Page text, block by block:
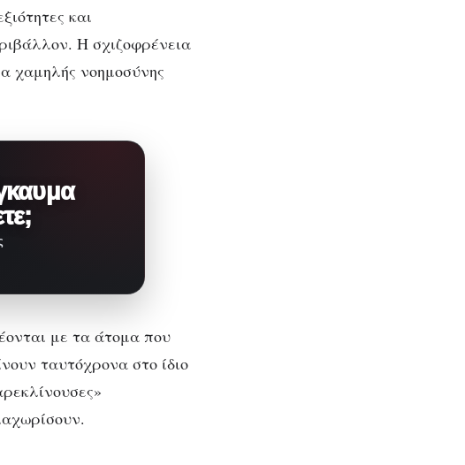
και
Η σχιζοφρένεια
χαμηλής νοημοσύνης
με τα άτομα που
ταυτόχρονα στο ίδιο